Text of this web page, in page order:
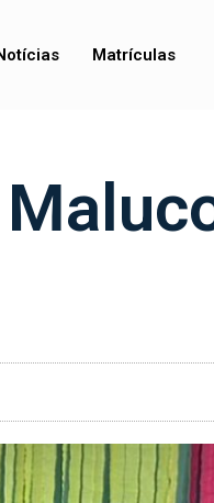
Matrículas